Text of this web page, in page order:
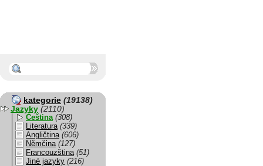
kategorie (19138)
Jazyky (2110)
Čeština (308)
Literatura (339)
Angličtina (606)
Němčina (127)
Francouzština (51)
Jiné jazyky (216)